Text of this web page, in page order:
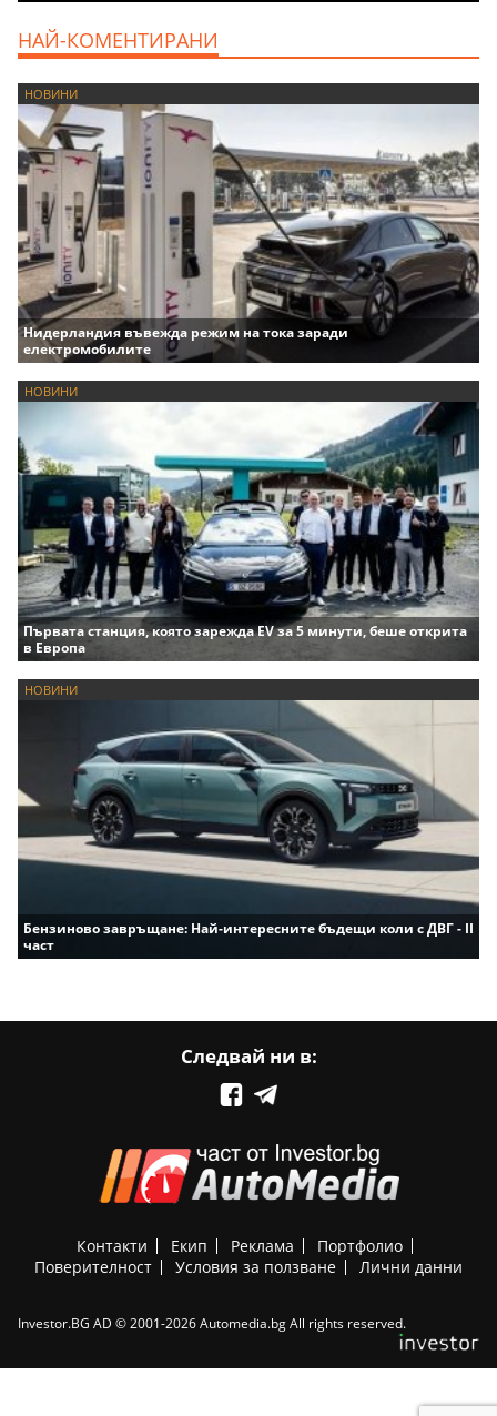
НАЙ-КОМЕНТИРАНИ
НОВИНИ
Нидерландия въвежда режим на тока заради
електромобилите
НОВИНИ
Първата станция, която зарежда EV за 5 минути, беше открита
в Европа
НОВИНИ
Бензиново завръщане: Най-интересните бъдещи коли с ДВГ - II
част
Следвай ни в:
Контакти Екип Реклама
Портфолио
Поверителност
Условия за ползване Лични данни
Investor.BG AD © 2001-2026 Automedia.bg All rights reserved.